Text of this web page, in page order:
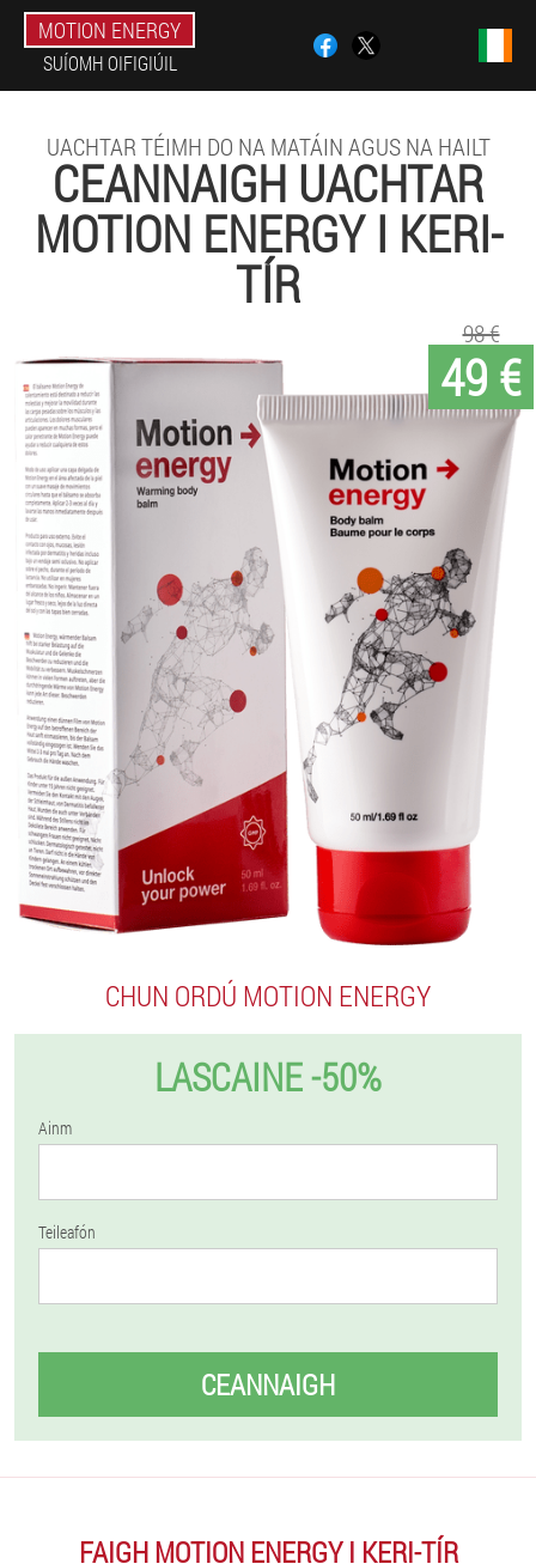
MOTION ENERGY
SUÍOMH OIFIGIÚIL
UACHTAR TÉIMH DO NA MATÁIN AGUS NA HAILT
CEANNAIGH UACHTAR
MOTION ENERGY I KERI-
TÍR
49 €
98 €
CHUN ORDÚ MOTION ENERGY
LASCAINE -50%
Ainm
Teileafón
CEANNAIGH
FAIGH MOTION ENERGY I KERI-TÍR